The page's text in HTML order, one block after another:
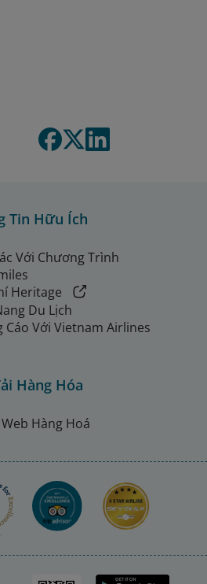
Tin Hữu Ích
Với Chương Trình
Heritage
Du Lịch
Cáo Với Vietnam Airlines
Hàng Hóa
Hàng Hoá